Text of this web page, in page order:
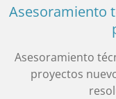
Asesoramiento
Asesoramiento
proyectos